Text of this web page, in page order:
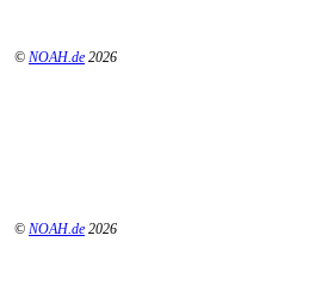
© NOAH.de 2026
© NOAH.de 2026